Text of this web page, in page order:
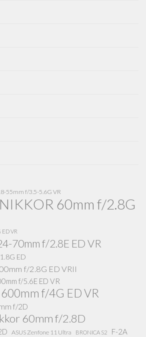
55mm f/3.5-5.6G VR
60mm f/2.8G
VR
70mm f/2.8E ED VR
ED
f/2.8G ED VRII
f/5.6E ED VR
f/4G ED VR
f/2D
60mm f/2.8D
ASUS Zenfone 11 Ultra BRONICA S2 F-2A